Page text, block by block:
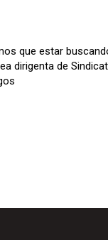
que estar
dirigenta de